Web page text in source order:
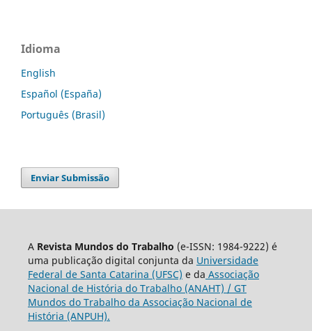
Idioma
English
Español (España)
Português (Brasil)
Enviar Submissão
A Revista Mundos do Trabalho (e-ISSN: 1984-9222) é
uma publicação digital conjunta da Universidade
Federal de Santa Catarina (UFSC) e da Associação
Nacional de História do Trabalho (ANAHT) / GT
Mundos do Trabalho da Associação Nacional de
História (ANPUH).